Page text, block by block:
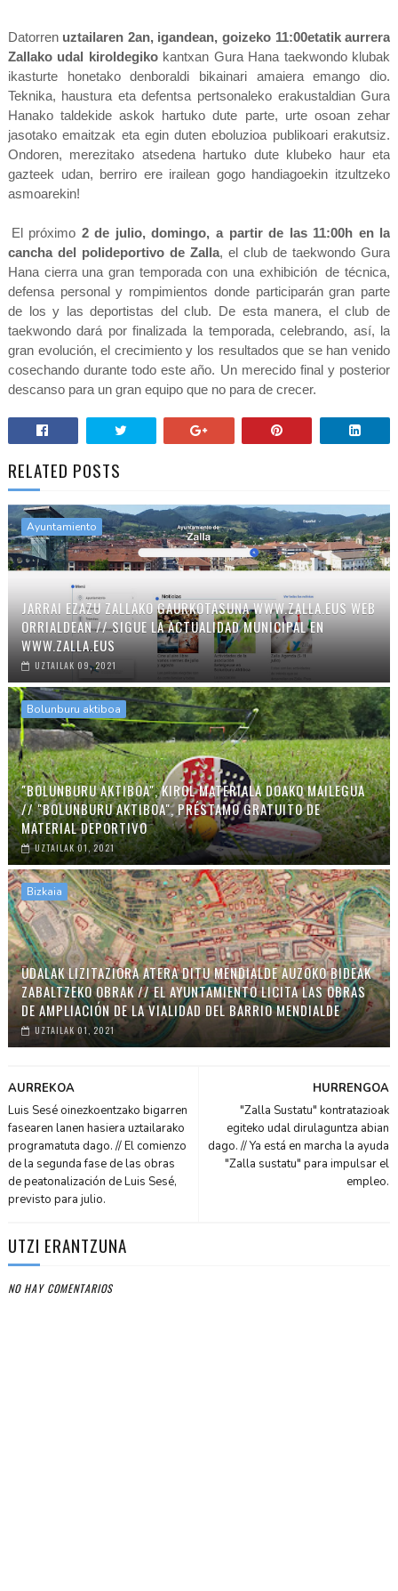
Datorren uztailaren 2an, igandean, goizeko 11:00etatik aurrera
Zallako udal kiroldegikokantxan Gura Hana taekwondo klubak
ikasturte honetako denboraldi bikainari amaiera emango dio.
Teknika, haustura eta defentsa pertsonaleko erakustaldian Gura
Hanako taldekide askok hartuko dute parte, urte osoan zehar
jasotako emaitzak eta egin duten eboluzioa publikoari erakutsiz.
Ondoren, merezitako atsedena hartuko dute klubeko haur eta
gazteek udan, berriro ere irailean gogo handiagoekin itzultzeko
asmoarekin!
El próximo 2 de julio, domingo, a partir de las 11:00h en la
cancha del polideportivo de Zalla, el club de taekwondo Gura
Hana cierra una gran temporada con una exhibición] de técnica,
defensa personal y rompimientos donde participarán gran parte
de los y las deportistas del club. De esta manera, el club de
taekwondo dará por finalizada la temporada, celebrando, así, la
gran evolución, el crecimiento y los resultados que se han venido
cosechando durante todo este año. Un merecido final y posterior
descanso para un gran equipo que no para de crecer.
RELATED POSTS
Ayuntamiento
JARRAI EZAZU ZALLAKO GAURKOTASUNA WWW.ZALLA.EUS WEB
ORRIALDEAN // SIGUE LA ACTUALIDAD MUNICIPAL EN
WWW.ZALLA.EUS
UZTAILAK 09, 2021
Bolunburu aktiboa
"BOLUNBURU AKTIBOA", KIROL MATERIALA DOAKO MAILEGUA
// "BOLUNBURU AKTIBOA", PRÉSTAMO GRATUITO DE
MATERIAL DEPORTIVO
UZTAILAK 01, 2021
Bizkaia
UDALAK LIZITAZIORA ATERA DITU MENDIALDE AUZOKO BIDEAK
ZABALTZEKO OBRAK // EL AYUNTAMIENTO LICITA LAS OBRAS
DE AMPLIACIÓN DE LA VIALIDAD DEL BARRIO MENDIALDE
UZTAILAK 01, 2021
HURRENGOA
"Zalla Sustatu" kontratazioak
egiteko udal diru­laguntza abian
dago. // Ya está en marcha la ayuda
"Zalla sustatu" para impulsar el
empleo.
AURREKOA
Luis Sesé oinezkoentzako bigarren
fasearen lanen hasiera uztailarako
programatuta dago. // El comienzo
de la segunda fase de las obras
de peatonalización de Luis Sesé,
previsto para julio.
UTZI ERANTZUNA
NO HAY COMENTARIOS